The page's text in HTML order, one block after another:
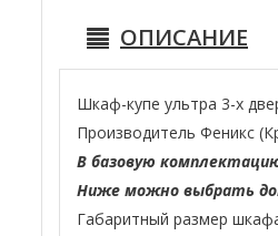
ОПИСАНИЕ
Шкаф-купе ультра 3-х
Производитель Феникс
В базовую
Ниже можно выбрать
Габаритный размер